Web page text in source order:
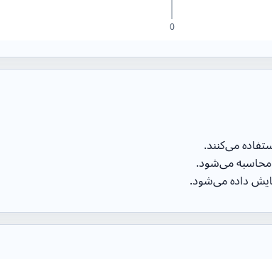
می‌کنند.
محاسبه می‌شود.
داده می‌شود.